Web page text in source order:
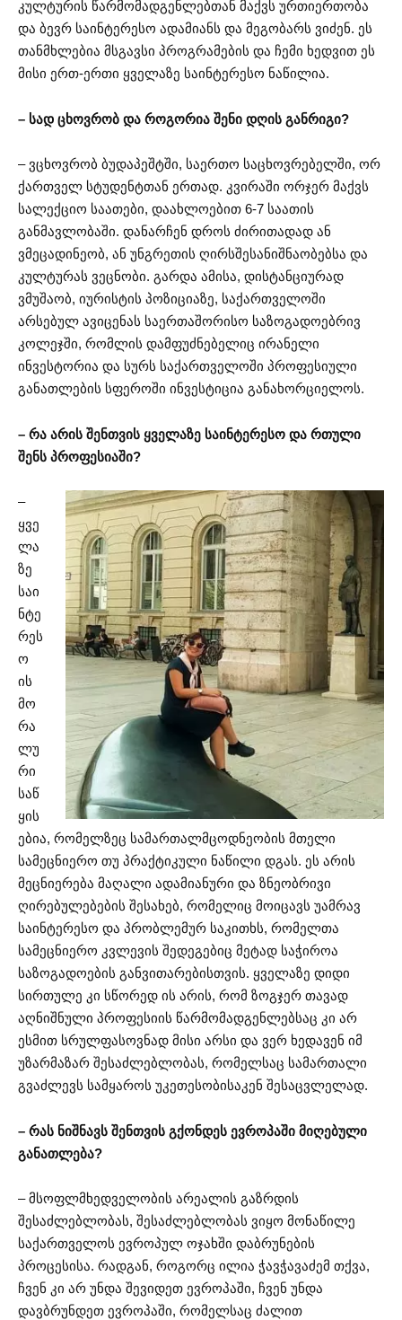
კულტურის წარმომადგენლებთან მაქვს ურთიერთობა
და ბევრ საინტერესო ადამიანს და მეგობარს ვიძენ. ეს
თანმხლებია მსგავსი პროგრამების და ჩემი ხედვით ეს
მისი ერთ-ერთი ყველაზე საინტერესო ნაწილია.
– სად ცხოვრობ და როგორია შენი დღის განრიგი?
– ვცხოვრობ ბუდაპეშტში, საერთო საცხოვრებელში, ორ
ქართველ სტუდენტთან ერთად. კვირაში ორჯერ მაქვს
სალექციო საათები, დაახლოებით 6-7 საათის
განმავლობაში. დანარჩენ დროს ძირითადად ან
ვმეცადინეობ, ან უნგრეთის ღირსშესანიშნაობებსა და
კულტურას ვეცნობი. გარდა ამისა, დისტანციურად
ვმუშაობ, იურისტის პოზიციაზე, საქართველოში
არსებულ ავიცენას საერთაშორისო საზოგადოებრივ
კოლეჯში, რომლის დამფუძნებელიც ირანელი
ინვესტორია და სურს საქართველოში პროფესიული
განათლების სფეროში ინვესტიცია განახორციელოს.
– რა არის შენთვის ყველაზე საინტერესო და რთული
შენს პროფესიაში?
–
ყვე
ლა
ზე
საი
ნტე
რეს
ო
ის
მო
რა
ლუ
რი
საწ
ყის
ებია, რომელზეც სამართალმცოდნეობის მთელი
სამეცნიერო თუ პრაქტიკული ნაწილი დგას. ეს არის
მეცნიერება მაღალი ადამიანური და ზნეობრივი
ღირებულებების შესახებ, რომელიც მოიცავს უამრავ
საინტერესო და პრობლემურ საკითხს, რომელთა
სამეცნიერო კვლევის შედეგებიც მეტად საჭიროა
საზოგადოების განვითარებისთვის. ყველაზე დიდი
სირთულე კი სწორედ ის არის, რომ ზოგჯერ თავად
აღნიშნული პროფესიის წარმომადგენლებსაც კი არ
ესმით სრულფასოვნად მისი არსი და ვერ ხედავენ იმ
უზარმაზარ შესაძლებლობას, რომელსაც სამართალი
გვაძლევს სამყაროს უკეთესობისაკენ შესაცვლელად.
– რას ნიშნავს შენთვის გქონდეს ევროპაში მიღებული
განათლება?
– მსოფლმხედველობის არეალის გაზრდის
შესაძლებლობას, შესაძლებლობას ვიყო მონაწილე
საქართველოს ევროპულ ოჯახში დაბრუნების
პროცესისა. რადგან, როგორც ილია ჭავჭავაძემ თქვა,
ჩვენ კი არ უნდა შევიდეთ ევროპაში, ჩვენ უნდა
დავბრუნდეთ ევროპაში, რომელსაც ძალით